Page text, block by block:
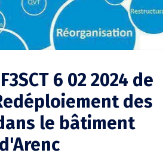
6 02 2024 de
des
le bâtiment
d'Arenc